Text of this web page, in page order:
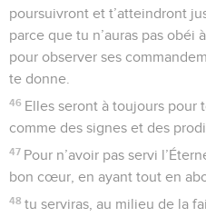
poursuivront et t’atteindront
parce que tu n’auras pas obéi
pour observer ses
te donne.
46 Elles seront à toujours pour
comme des signes et des
47 Pour n’avoir pas servi
bon cœur, en ayant tout en
48 tu serviras, au milieu de la